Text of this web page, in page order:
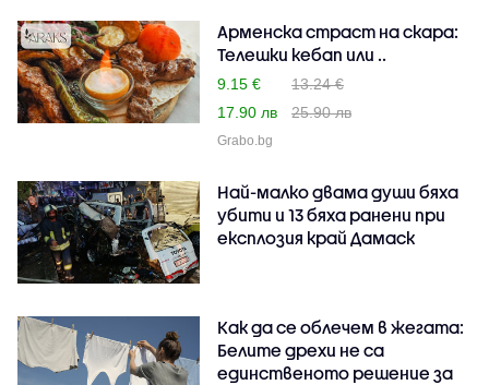
Арменска страст на скара:
Телешки кебап или ..
9.15 €
13.24 €
17.90 лв
25.90 лв
Grabo.bg
Най-малко двама души бяха
убити и 13 бяха ранени при
експлозия край Дамаск
Как да се облечем в жегата:
Белите дрехи не са
единственото решение за